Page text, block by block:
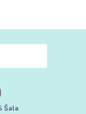
Šala